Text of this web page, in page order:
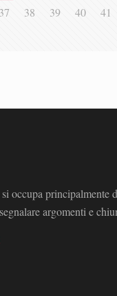
37 38 39 40 41
occupa principalmente
argomenti e